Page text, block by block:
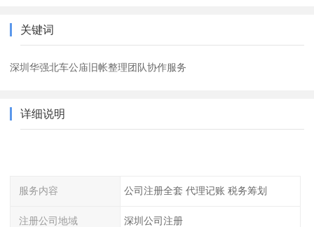
关键词
深圳华强北车公庙旧帐整理团队协作服务
详细说明
服务内容 公司注册全套 代理记账 税务筹划
注册公司地域 深圳公司注册